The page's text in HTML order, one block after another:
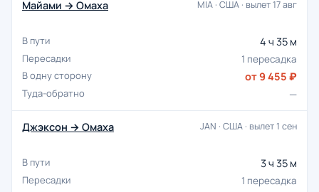
Майами → Омаха MIA · США · вылет 17 авг
4 ч 35 м
1 пересадка
от 9 455 ₽
—
Джэксон → Омаха JAN · США · вылет 1 сен
3 ч 35 м
1 пересадка